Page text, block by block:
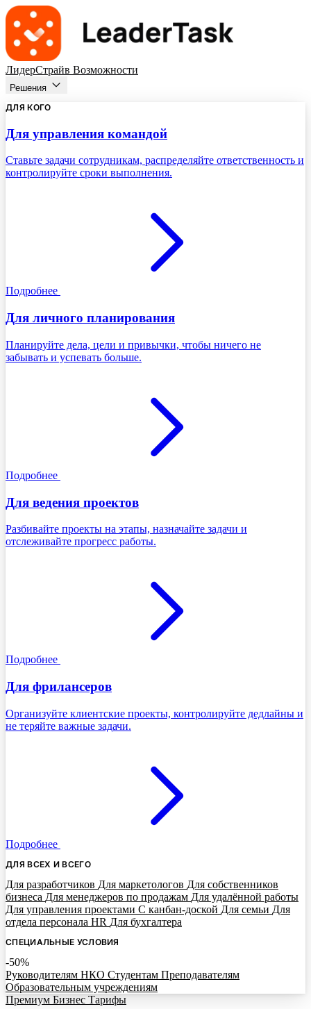
ЛидерСтрайв Возможности
Решения
ДЛЯ КОГО
Для управления командой
Ставьте задачи сотрудникам, распределяйте ответственность и
контролируйте сроки выполнения.
Подробнее
Для личного планирования
Планируйте дела, цели и привычки, чтобы ничего не
забывать и успевать больше.
Подробнее
Для ведения проектов
Разбивайте проекты на этапы, назначайте задачи и
отслеживайте прогресс работы.
Подробнее
Для фрилансеров
Организуйте клиентские проекты, контролируйте дедлайны и
не теряйте важные задачи.
Подробнее
ДЛЯ ВСЕХ И ВСЕГО
Для разработчиков Для маркетологов Для собственников
бизнеса Для менеджеров по продажам Для удалённой работы
Для управления проектами С канбан-доской Для семьи Для
отдела персонала HR Для бухгалтера
СПЕЦИАЛЬНЫЕ УСЛОВИЯ
-50%
Руководителям НКО Студентам Преподавателям
Образовательным учреждениям
Премиум Бизнес Тарифы